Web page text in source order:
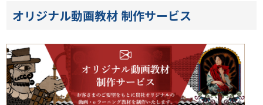
オリジナル動画教材 制作サービス